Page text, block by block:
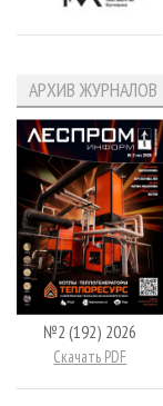
АРХИВ ЖУРНАЛОВ
№2 (192) 2026
Скачать PDF